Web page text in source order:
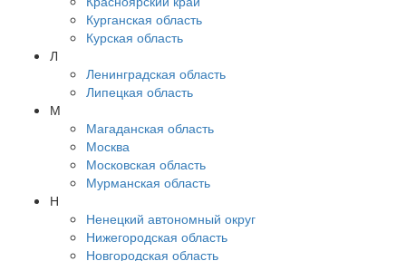
Курганская область
Курская область
Л
Ленинградская область
Липецкая область
М
Магаданская область
Москва
Московская область
Мурманская область
Н
Ненецкий автономный округ
Нижегородская область
Новгородская область